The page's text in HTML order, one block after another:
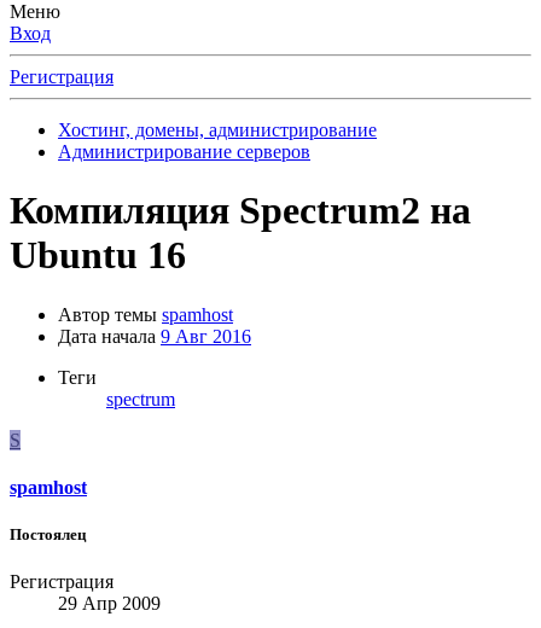
Меню
Вход
Регистрация
Хостинг, домены, администрирование
Администрирование серверов
Компиляция Spectrum2 на
Ubuntu 16
Автор темы spamhost
Дата начала 9 Авг 2016
Теги
spectrum
S
spamhost
Постоялец
Регистрация
29 Апр 2009